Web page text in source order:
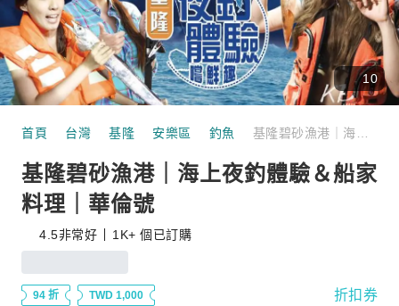
10
首頁 台灣 基隆 安樂區 釣魚
基隆碧砂漁港｜海上夜釣體驗＆船家
料理｜華倫號
4.5非常好 1K+ 個已訂購
94 折 TWD 1,000 折扣券